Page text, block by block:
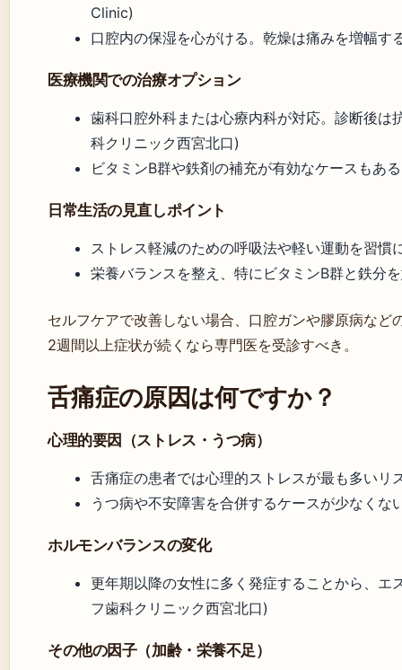
Clinic)
口腔内の保湿を心がける。乾燥は痛みを増幅
医療機関での治療オプション
歯科口腔外科または心療内科が対応。診断後
科クリニック西宮北口)
ビタミンB群や鉄剤の補充が有効なケースもあ
日常生活の見直しポイント
ストレス軽減のための呼吸法や軽い運動を習慣
栄養バランスを整え、特にビタミンB群と鉄分
セルフケアで改善しない場合、口腔ガンや膠原病など
2週間以上症状が続くなら専門医を受診すべき。
舌痛症の原因は何ですか？
心理的要因（ストレス・うつ病）
舌痛症の患者では心理的ストレスが最も多い
うつ病や不安障害を合併するケースが少なく
ホルモンバランスの変化
更年期以降の女性に多く発症することから、
フ歯科クリニック西宮北口)
その他の因子（加齢・栄養不足）